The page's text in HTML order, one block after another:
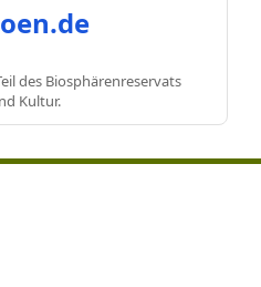
des Biosphärenreservats
Kultur.